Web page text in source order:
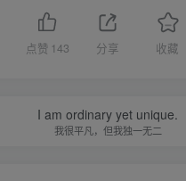
点赞 143 分享 收藏
I am ordinary yet unique.
我很平凡，但我独一无二